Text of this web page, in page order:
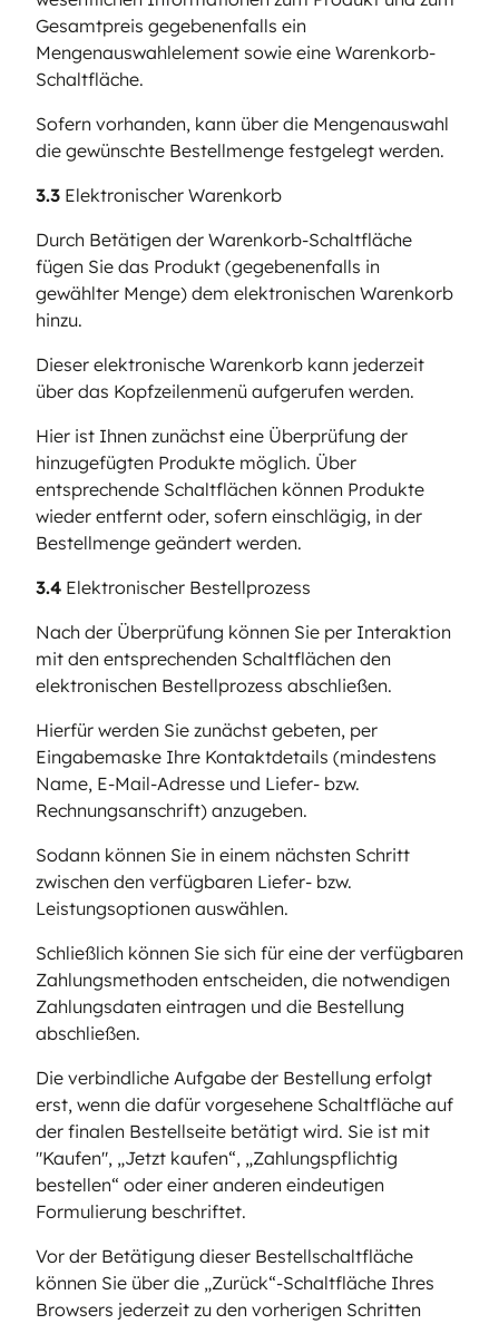
Gesamtpreis gegebenenfalls ein
Mengenauswahlelement sowie eine Warenkorb-
Schaltfläche.
Sofern vorhanden, kann über die Mengenauswahl
die gewünschte Bestellmenge festgelegt werden.
3.3 Elektronischer Warenkorb
Durch Betätigen der Warenkorb-Schaltfläche
fügen Sie das Produkt (gegebenenfalls in
gewählter Menge) dem elektronischen Warenkorb
hinzu.
Dieser elektronische Warenkorb kann jederzeit
über das Kopfzeilenmenü aufgerufen werden.
Hier ist Ihnen zunächst eine Überprüfung der
hinzugefügten Produkte möglich. Über
entsprechende Schaltflächen können Produkte
wieder entfernt oder, sofern einschlägig, in der
Bestellmenge geändert werden.
3.4 Elektronischer Bestellprozess
Nach der Überprüfung können Sie per Interaktion
mit den entsprechenden Schaltflächen den
elektronischen Bestellprozess abschließen.
Hierfür werden Sie zunächst gebeten, per
Eingabemaske Ihre Kontaktdetails (mindestens
Name, E-Mail-Adresse und Liefer- bzw.
Rechnungsanschrift) anzugeben.
Sodann können Sie in einem nächsten Schritt
zwischen den verfügbaren Liefer- bzw.
Leistungsoptionen auswählen.
Schließlich können Sie sich für eine der verfügbaren
Zahlungsmethoden entscheiden, die notwendigen
Zahlungsdaten eintragen und die Bestellung
abschließen.
Die verbindliche Aufgabe der Bestellung erfolgt
erst, wenn die dafür vorgesehene Schaltfläche auf
der finalen Bestellseite betätigt wird. Sie ist mit
"Kaufen", „Jetzt kaufen“, „Zahlungspflichtig
bestellen“ oder einer anderen eindeutigen
Formulierung beschriftet.
Vor der Betätigung dieser Bestellschaltfläche
können Sie über die „Zurück“-Schaltfläche Ihres
Browsers jederzeit zu den vorherigen Schritten